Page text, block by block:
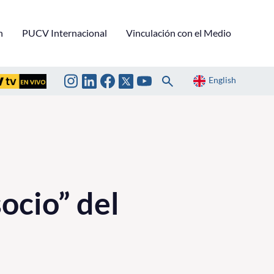
PUCV Internacional Vinculación con el Medio
English
del